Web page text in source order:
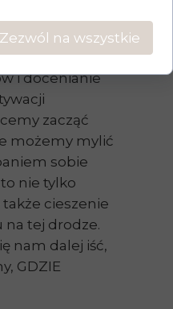
i docenianie
zacząć
możemy mylić
sobie
nie tylko
cieszenie
na tej drodze.
nam dalej iść,
GDZIE
Zezwól na wszystkie